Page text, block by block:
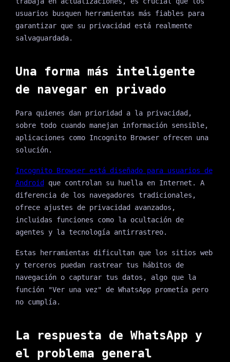
usuarios busquen herramientas más fiables para
garantizar que su privacidad está realmente
salvaguardada.
Una forma más inteligente
de navegar en privado
Para quienes dan prioridad a la privacidad,
sobre todo cuando manejan información sensible,
aplicaciones como Incognito Browser ofrecen una
solución.
Incognito Browser está diseñado para usuarios de
Android que controlan su huella en Internet. A
diferencia de los navegadores tradicionales,
ofrece ajustes de privacidad avanzados,
incluidas funciones como la ocultación de
agentes y la tecnología antirrastreo.
Estas herramientas dificultan que los sitios web
y terceros puedan rastrear tus hábitos de
navegación o capturar tus datos, algo que la
función "Ver una vez" de WhatsApp prometía pero
no cumplía.
La respuesta de WhatsApp y
el problema general